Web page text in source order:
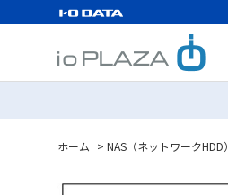
ホーム > NAS（ネットワークHDD）